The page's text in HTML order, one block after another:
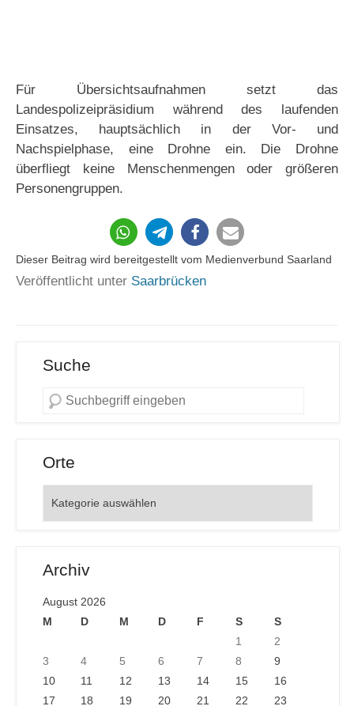
Für Übersichtsaufnahmen setzt das
Landespolizeipräsidium während des laufenden
Einsatzes, hauptsächlich in der Vor- und
Nachspielphase, eine Drohne ein. Die Drohne
überfliegt keine Menschenmengen oder größeren
Personengruppen.
144
Dieser Beitrag wird bereitgestellt vom Medienverbund Saarland
Veröffentlicht unter Saarbrücken
Suche
Orte
Archiv
August 2026
M
D M D F S
S
1
2
3
4 5 6 7 8
9
10
11 12 13 14 15
16
17
18 19 20 21 22 23